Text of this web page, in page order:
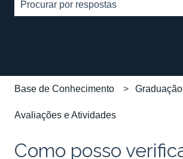
Base de Conhecimento Graduação
Avaliações e Atividades
Como posso